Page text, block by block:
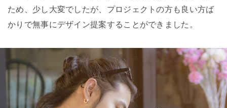
ため、少し大変でしたが、プロジェクトの方も良い方ば
かりで無事にデザイン提案することができました。